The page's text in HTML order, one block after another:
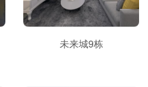
未来城9栋